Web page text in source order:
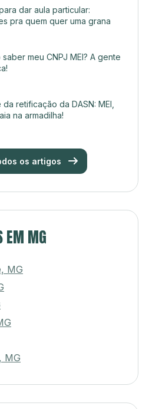
dar aula particular:
pra quem quer uma grana
saber meu CNPJ MEI? A gente
da retificação da DASN: MEI,
na armadilha!
os artigos
EM MG
MG
MG